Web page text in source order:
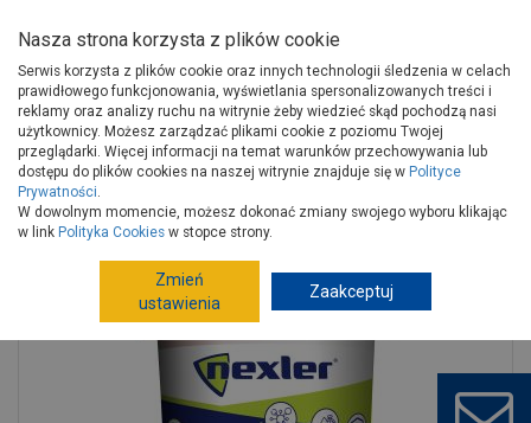
Strona główna Budowa i remont
Izolacje wodochronne
Masy wodochronne
Masy wodochronne
Izolacja przeciwwodna grubowarstwowa dwuskładnikowa Bitflex 2K
NEXLER
Nasza strona korzysta z plików cookie
Serwis korzysta z plików cookie oraz innych technologii śledzenia w celach
prawidłowego funkcjonowania, wyświetlania spersonalizowanych treści i
reklamy oraz analizy ruchu na witrynie żeby wiedzieć skąd pochodzą nasi
użytkownicy. Możesz zarządzać plikami cookie z poziomu Twojej
przeglądarki. Więcej informacji na temat warunków przechowywania lub
dostępu do plików cookies na naszej witrynie znajduje się w Polityce
Prywatności.
W dowolnym momencie, możesz dokonać zmiany swojego wyboru klikając
w link Polityka Cookies w stopce strony.
Zmień
ustawienia
Zaakceptuj